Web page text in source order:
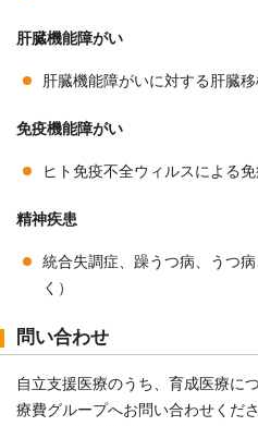
肝臓機能障がい
肝臓機能障がいに対する肝臓
免疫機能障がい
ヒト免疫不全ウィルスによる
精神疾患
統合失調症、躁うつ病、うつ
く）
問い合わせ
自立支援医療のうち、育成医療に
療費グループへお問い合わせくださ